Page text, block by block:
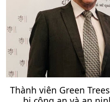
Thành viên Green